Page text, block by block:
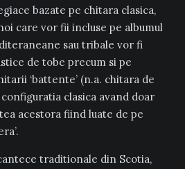
bazate pe chitara clasica,
care vor fii incluse pe albumul
sau tribale vor fi
de tobe precum si pe
‘battente’ (n.a. chitara de
clasica avand doar
acestora fiind luate de pe
traditionale din Scotia,